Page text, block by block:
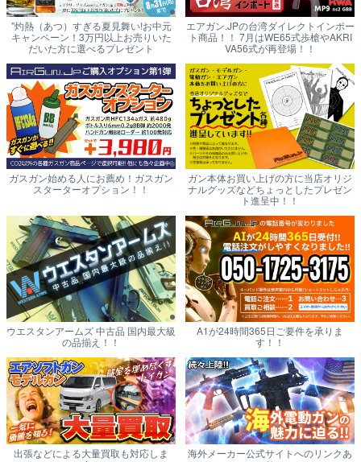
"灼熱（あつ）すぎる夏見舞い!お中元
キャンペーン！3万円以上お売りいた
だいた方に選べるプレゼント
エアガン.JPの台湾ダイレクトインポー
ト商品！！ 7月はWE65式歩槍やAKRI
VA56式が再登場！！
ガスガン始める人にお薦め！ガスガン
スターターオプション！！
ガン本体お買い上げの方に当店オリジ
ナルグッズなどちょっとしたプレゼン
ト進呈中！！
ウエスタンアームズ 中古品 国内最大級
の品揃え！！
A1が24時間365日ご要件を承りま
す！！
出張などによる大量買取も対応しま
海外メーカー公式サイトへのリンクあ